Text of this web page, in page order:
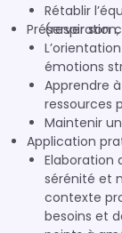
Rétablir
Préserver son
émotions
Apprendre
ressources
Maintenir
Application
Elaboration
sérénité et
contexte
besoins et